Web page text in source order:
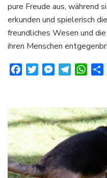
und
bringen
jede
Menge
ins
Leben!
pure Freude aus, während
erkunden und spielerisch
freundliches Wesen und
ihren Menschen
FacebookTwitterMessenger
Telegram